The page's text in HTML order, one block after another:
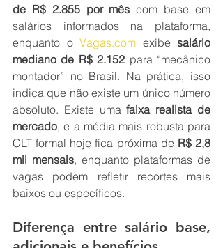
de R$ 2.855 por mês com base em
salários informados na plataforma,
enquanto o Vagas.com exibe salário
mediano de R$ 2.152 para “mecânico
montador” no Brasil. Na prática, isso
indica que não existe um único número
absoluto. Existe uma faixa realista de
mercado, e a média mais robusta para
CLT formal hoje fica próxima de R$ 2,8
mil mensais, enquanto plataformas de
vagas podem refletir recortes mais
baixos ou específicos.
Diferença entre salário base,